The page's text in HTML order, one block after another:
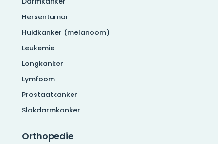
Hersentumor
Huidkanker (melanoom)
Leukemie
Longkanker
Lymfoom
Prostaatkanker
Slokdarmkanker
Orthopedie